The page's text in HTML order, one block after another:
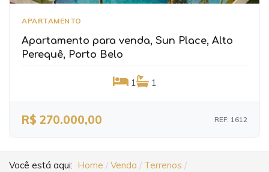
APARTAMENTO
Apartamento para venda, Sun Place, Alto
Perequê, Porto Belo
1 1
R$ 270.000,00 REF: 1612
Você está aqui: Home Venda
Terrenos